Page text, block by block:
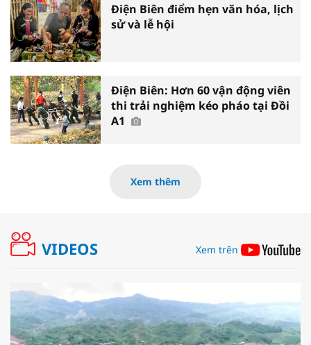
Điện Biên điểm hẹn văn hóa, lịch
sử và lễ hội
Điện Biên: Hơn 60 vận động viên
thi trải nghiệm kéo pháo tại Đồi
A1
Xem thêm
VIDEOS Xem trên